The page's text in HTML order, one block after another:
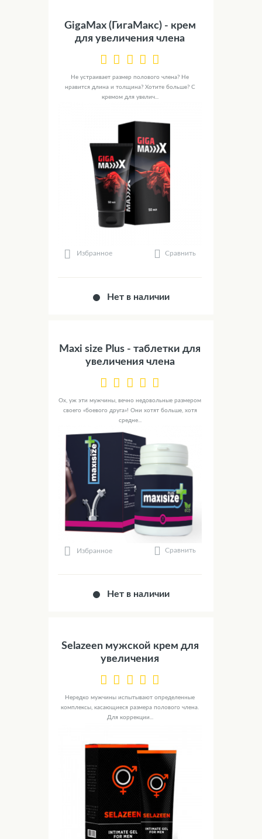
GigaMax (ГигаМакс) - крем
для увеличения члена
Не устраивает размер полового члена? Не
нравится длина и толщина? Хотите больше? С
кремом для увелич...
Избранное Сравнить
Нет в наличии
Maxi size Plus - таблетки для
увеличения члена
Ох, уж эти мужчины, вечно недовольные размером
своего «боевого друга»! Они хотят больше, хотя
средне...
Избранное Сравнить
Нет в наличии
Selazeen мужской крем для
увеличения
Нередко мужчины испытывают определенные
комплексы, касающиеся размера полового члена.
Для коррекции...